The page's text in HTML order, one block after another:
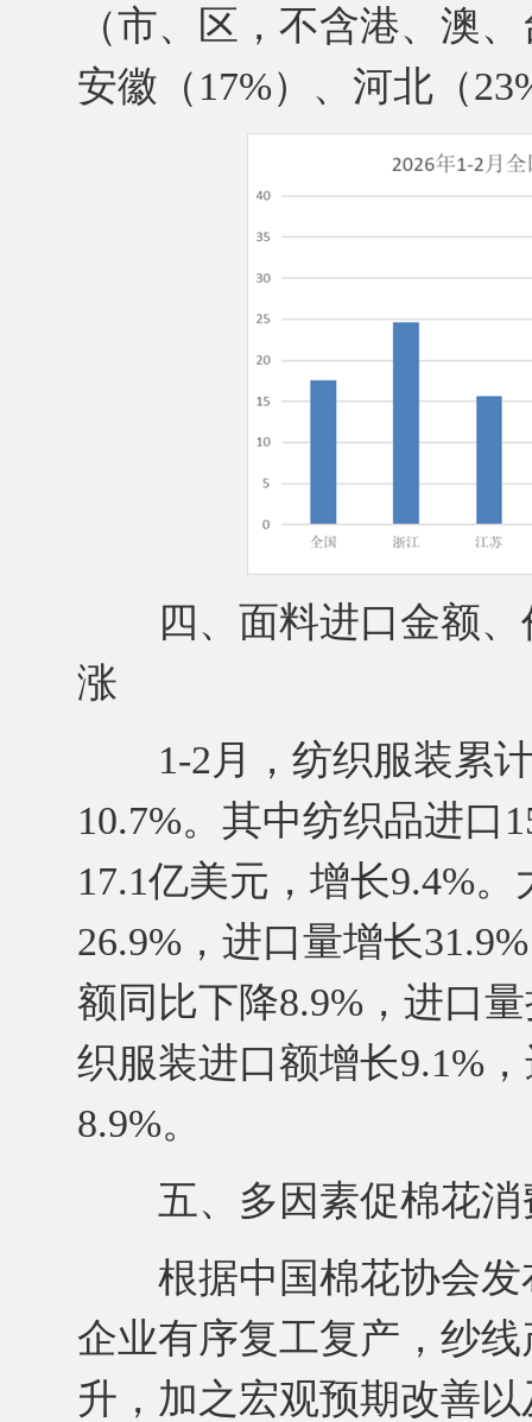
（市、区，不含港、澳
安徽（17%）、河北（
四、面料进口金额、
涨
1-2月，纺织服装累计
10.7%。其中纺织品进口
17.1亿美元，增长9.4%
26.9%，进口量增长
额同比下降8.9%，进口
织服装进口额增长9.1%
8.9%。
五、多因素促棉花消
根据中国棉花协会发
企业有序复工复产，纱
升，加之宏观预期改善